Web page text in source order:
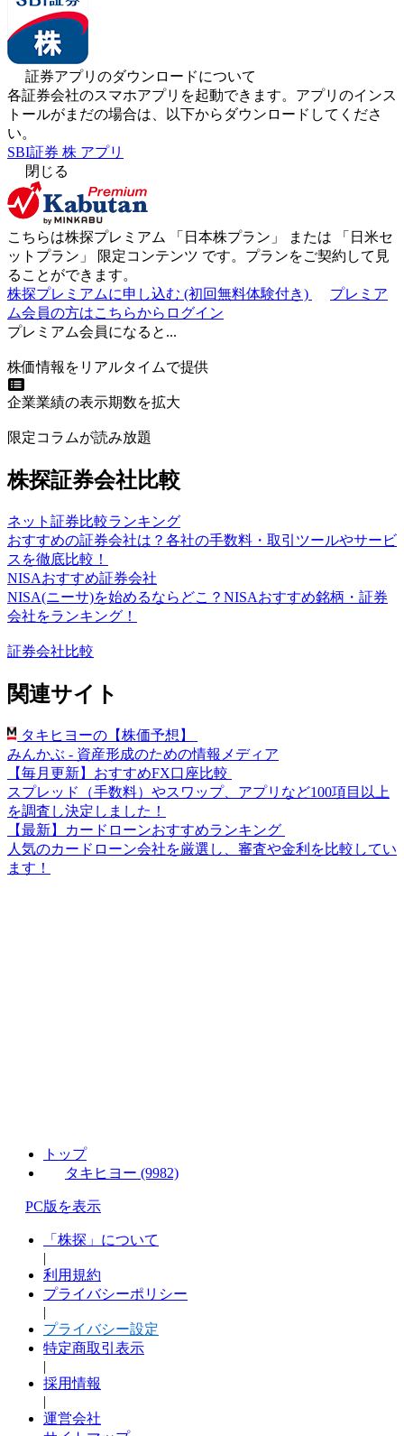
証券アプリのダウンロードについて
各証券会社のスマホアプリを起動できます。アプリのインス
トールがまだの場合は、以下からダウンロードしてくださ
い。
SBI証券 株 アプリ
閉じる
こちらは株探プレミアム 「 日本株プラン 」 または 「 日米セ
ットプラン 」 限定コンテンツ です。プランをご契約して見
ることができます。
株探プレミアムに申し込む (初回無料体験付き)
プレミア
ム会員の方はこちらからログイン
プレミアム会員になると...
株価情報をリアルタイムで提供
企業業績の表示期数を拡大
限定コラムが読み放題
株探証券会社比較
ネット証券比較ランキング
おすすめの証券会社は？各社の手数料・取引ツールやサービ
スを徹底比較！
NISAおすすめ証券会社
NISA(ニーサ)を始めるならどこ？NISAおすすめ銘柄・証券
会社をランキング！
証券会社比較
関連サイト
タキヒヨーの【株価予想】
みんかぶ - 資産形成のための情報メディア
【毎月更新】おすすめFX口座比較
スプレッド（手数料）やスワップ、アプリなど100項目以上
を調査し決定しました！
【最新】カードローンおすすめランキング
人気のカードローン会社を厳選し、審査や金利を比較してい
ます！
トップ
タキヒヨー (9982)
PC版を表示
「株探」について
|
利用規約
プライバシーポリシー
|
プライバシー設定
特定商取引表示
|
採用情報
|
運営会社